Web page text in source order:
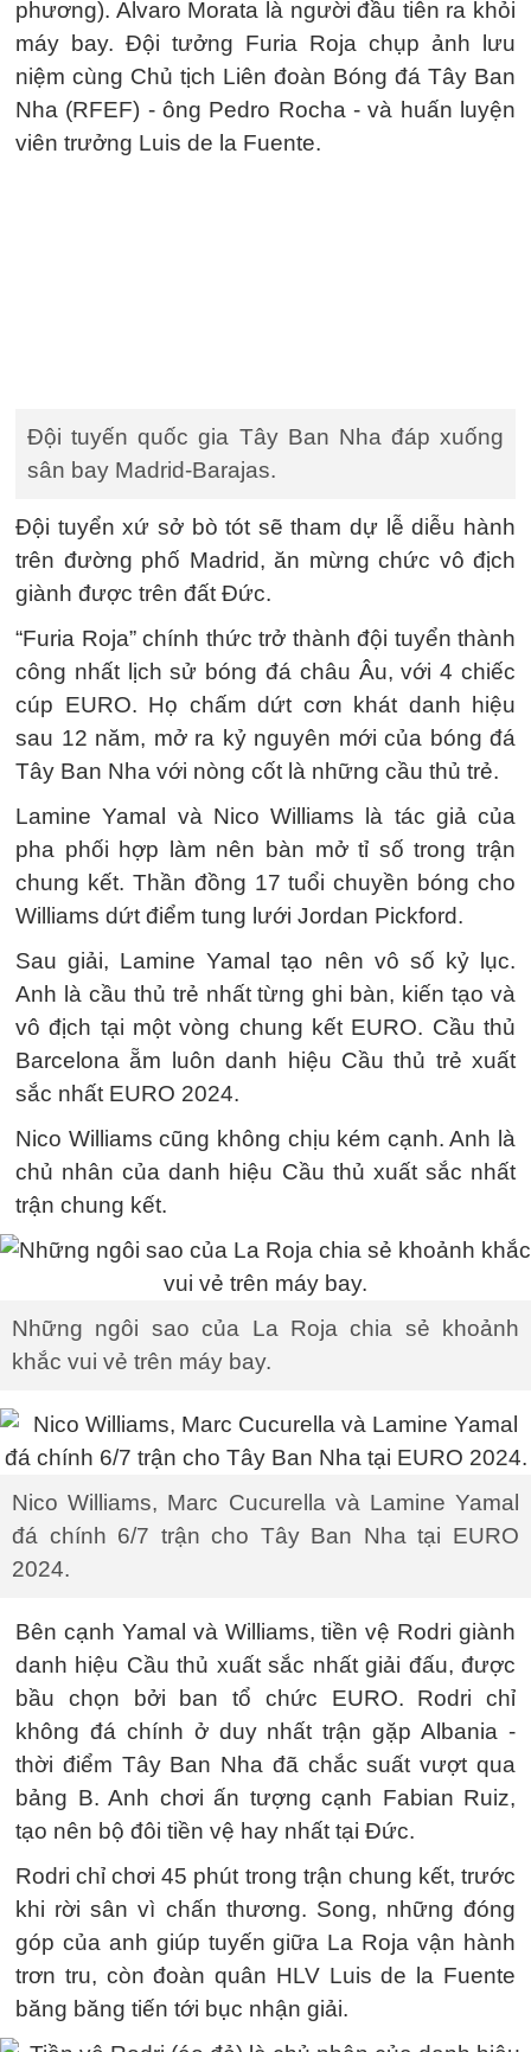
phương). Alvaro Morata là người đầu tiên ra khỏi
máy bay. Đội tưởng Furia Roja chụp ảnh lưu
niệm cùng Chủ tịch Liên đoàn Bóng đá Tây Ban
Nha (RFEF) - ông Pedro Rocha - và huấn luyện
viên trưởng Luis de la Fuente.
Đội tuyến quốc gia Tây Ban Nha đáp xuống
sân bay Madrid-Barajas.
Đội tuyển xứ sở bò tót sẽ tham dự lễ diễu hành
trên đường phố Madrid, ăn mừng chức vô địch
giành được trên đất Đức.
“Furia Roja” chính thức trở thành đội tuyển thành
công nhất lịch sử bóng đá châu Âu, với 4 chiếc
cúp EURO. Họ chấm dứt cơn khát danh hiệu
sau 12 năm, mở ra kỷ nguyên mới của bóng đá
Tây Ban Nha với nòng cốt là những cầu thủ trẻ.
Lamine Yamal và Nico Williams là tác giả của
pha phối hợp làm nên bàn mở tỉ số trong trận
chung kết. Thần đồng 17 tuổi chuyền bóng cho
Williams dứt điểm tung lưới Jordan Pickford.
Sau giải, Lamine Yamal tạo nên vô số kỷ lục.
Anh là cầu thủ trẻ nhất từng ghi bàn, kiến tạo và
vô địch tại một vòng chung kết EURO. Cầu thủ
Barcelona ẵm luôn danh hiệu Cầu thủ trẻ xuất
sắc nhất EURO 2024.
Nico Williams cũng không chịu kém cạnh. Anh là
chủ nhân của danh hiệu Cầu thủ xuất sắc nhất
trận chung kết.
Những ngôi sao của La Roja chia sẻ khoảnh
khắc vui vẻ trên máy bay.
Nico Williams, Marc Cucurella và Lamine Yamal
đá chính 6/7 trận cho Tây Ban Nha tại EURO
2024.
Bên cạnh Yamal và Williams, tiền vệ Rodri giành
danh hiệu Cầu thủ xuất sắc nhất giải đấu, được
bầu chọn bởi ban tổ chức EURO. Rodri chỉ
không đá chính ở duy nhất trận gặp Albania -
thời điểm Tây Ban Nha đã chắc suất vượt qua
bảng B. Anh chơi ấn tượng cạnh Fabian Ruiz,
tạo nên bộ đôi tiền vệ hay nhất tại Đức.
Rodri chỉ chơi 45 phút trong trận chung kết, trước
khi rời sân vì chấn thương. Song, những đóng
góp của anh giúp tuyến giữa La Roja vận hành
trơn tru, còn đoàn quân HLV Luis de la Fuente
băng băng tiến tới bục nhận giải.